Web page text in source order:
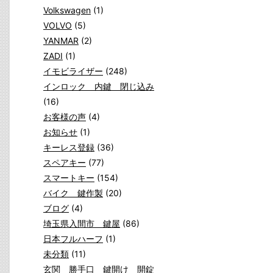
Volkswagen (1)
VOLVO (5)
YANMAR (2)
ZADI (1)
イモビライザー (248)
インロック 内鍵 閉じ込み
(16)
お客様の声 (4)
お知らせ (1)
キーレス登録 (36)
スペアキー (77)
スマートキー (154)
バイク 鍵作製 (20)
ブログ (4)
埼玉県入間市 鍵屋 (86)
日本フルハーフ (1)
未分類 (11)
玄関 勝手口 鍵開け 開錠